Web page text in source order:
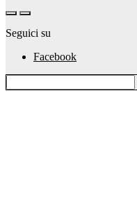
Seguici su
Facebook